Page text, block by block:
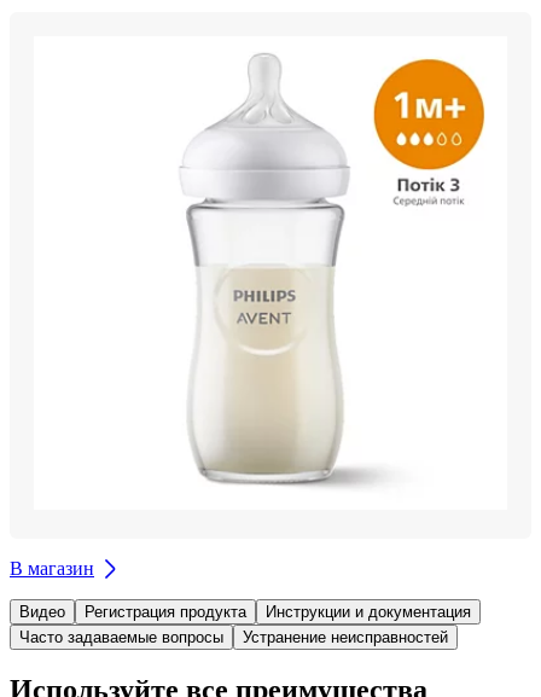
В магазин
Видео Регистрация продукта
Инструкции и документация
Часто задаваемые вопросы
Устранение неисправностей
Используйте все преимущества